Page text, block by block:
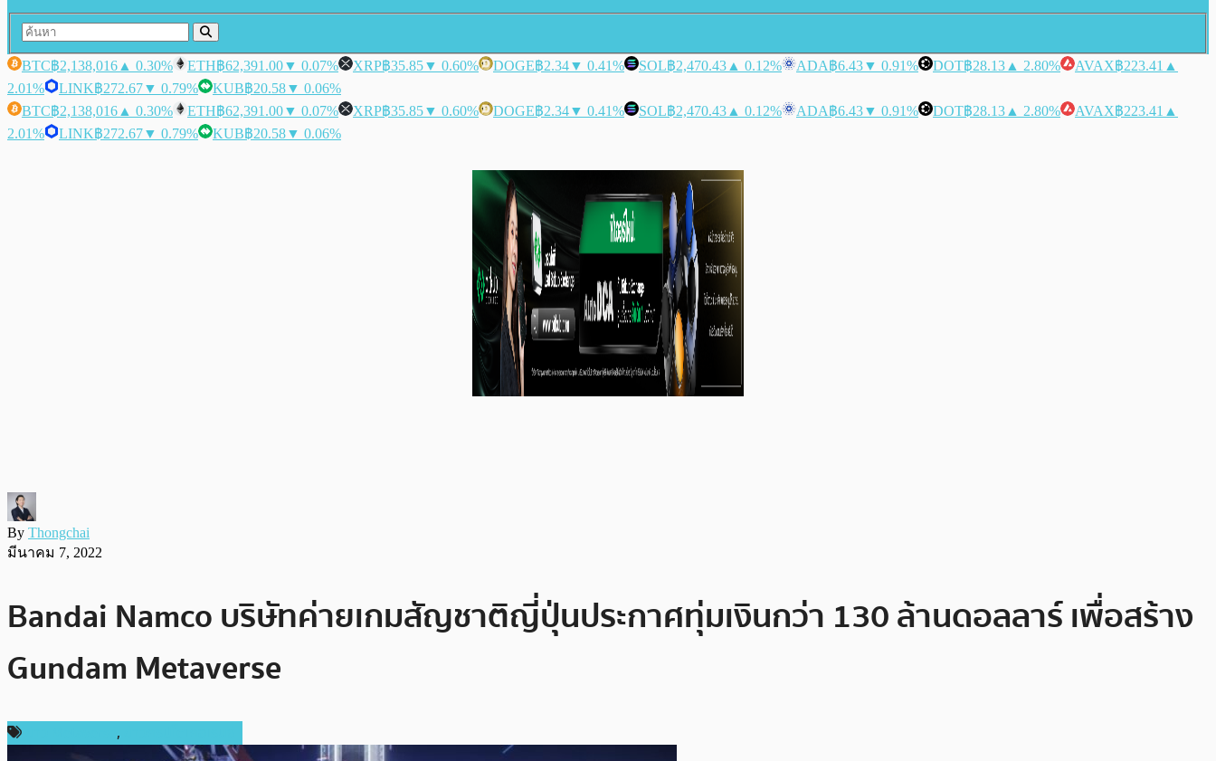
BTC฿2,138,016 ▲ 0.30% ETH฿62,391.00▼ 0.07% XRP฿35.85▼ 0.60% DOGE฿2.34▼ 0.41% SOL฿2,470.43 ▲ 0.12% ADA฿6.43▼ 0.91% DOT฿28.13 ▲ 2.80% AVAX฿223.41 ▲
2.01%
LINK฿272.67▼ 0.79% KUB฿20.58▼ 0.06%
BTC฿2,138,016 ▲ 0.30% ETH฿62,391.00▼ 0.07% XRP฿35.85▼ 0.60% DOGE฿2.34▼ 0.41% SOL฿2,470.43 ▲ 0.12% ADA฿6.43▼ 0.91% DOT฿28.13 ▲ 2.80% AVAX฿223.41 ▲
2.01%
LINK฿272.67▼ 0.79% KUB฿20.58▼ 0.06%
By Thongchai
มีนาคม 7, 2022
Bandai Namco บริษัทค่ายเกมสัญชาติญี่ปุ่นประกาศทุ่มเงินกว่า 130 ล้านดอลลาร์ เพื่อสร้าง
Gundam Metaverse
,